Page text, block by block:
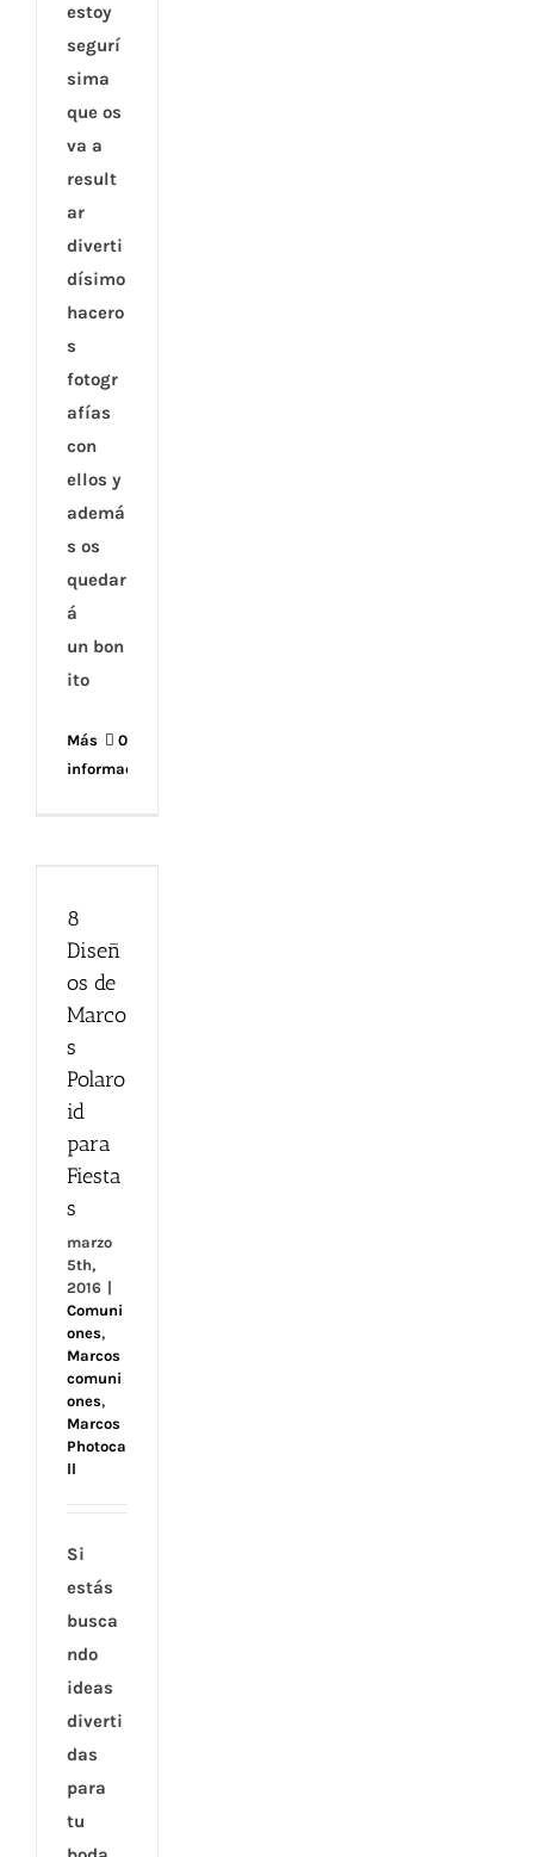
estoy
segurí
sima
que os
va a
result
ar
diverti
dísimo
hacero
s
fotogr
afías
con
ellos y
ademá
s os
quedar
á
un bon
ito
Más
información
0
para
Fiestas
8
Diseñ
os de
Marco
s
Polaro
id
para
Fiesta
s
marzo
5th,
2016
Comuni
ones,
Marcos
comuni
ones,
Marcos
Photoca
ll
Si
estás
busca
ndo
ideas
diverti
das
para
tu